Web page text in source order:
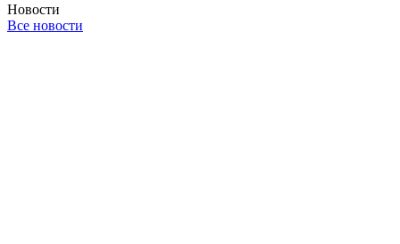
Новости
Все новости